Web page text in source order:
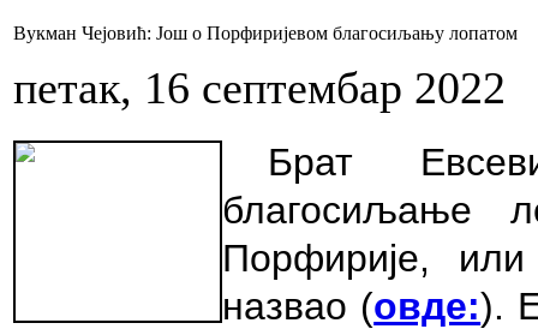
Вукман Чејовић: Још о Порфиријевом благосиљању лопатом
петак, 16 септембар 2022
Брат
благосиљање
Порфирије,
назвао (овде:).